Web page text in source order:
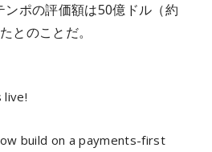
ンポの評価額は50億ドル（約
とのことだ。
live!
build on a payments-first